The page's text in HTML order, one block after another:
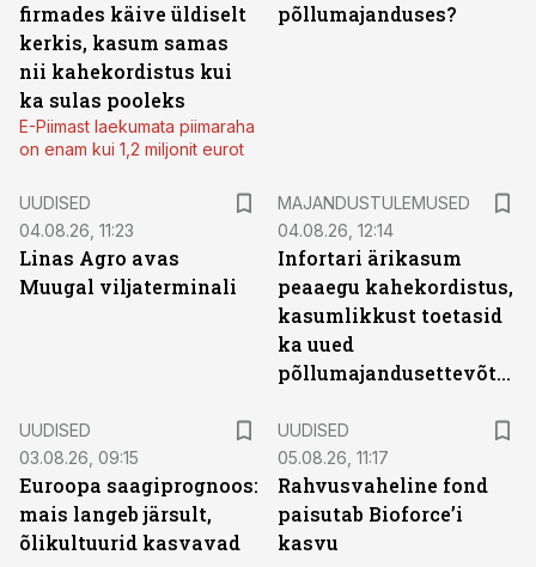
firmades käive üldiselt
kerkis, kasum samas
nii kahekordistus kui
ka sulas pooleks
E-Piimast laekumata piimaraha
on enam kui 1,2 miljonit eurot
põllumajanduses?
UUDISED
04.08.26, 11:23
Linas Agro avas
Muugal viljaterminali
MAJANDUSTULEMUSED
04.08.26, 12:14
Infortari ärikasum
peaaegu kahekordistus,
kasumlikkust toetasid
ka uued
põllumajandusettevõtted
UUDISED
03.08.26, 09:15
Euroopa saagiprognoos:
mais langeb järsult,
õlikultuurid kasvavad
UUDISED
05.08.26, 11:17
Rahvusvaheline fond
paisutab Bioforce’i
kasvu